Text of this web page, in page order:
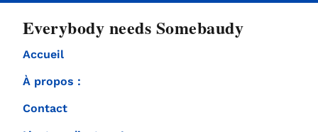
Everybody needs Somebaudy
Accueil
À propos :
Contact